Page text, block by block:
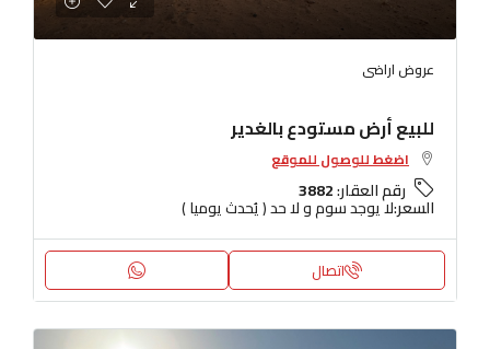
عروض اراضى
للبيع أرض مستودع بالغدير
اضغط للوصول للموقع
رقم العقار:3882
السعر:لا يوجد سوم و لا حد ( يُحدث يوميا )
اتصال